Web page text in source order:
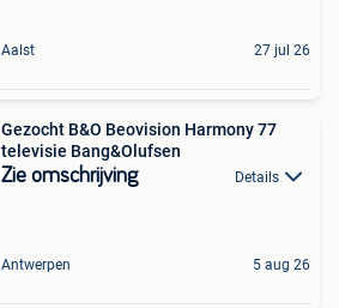
Aalst 27 jul 26
Gezocht B&O Beovision Harmony 77
televisie Bang&Olufsen
Zie omschrijving Details
Antwerpen 5 aug 26